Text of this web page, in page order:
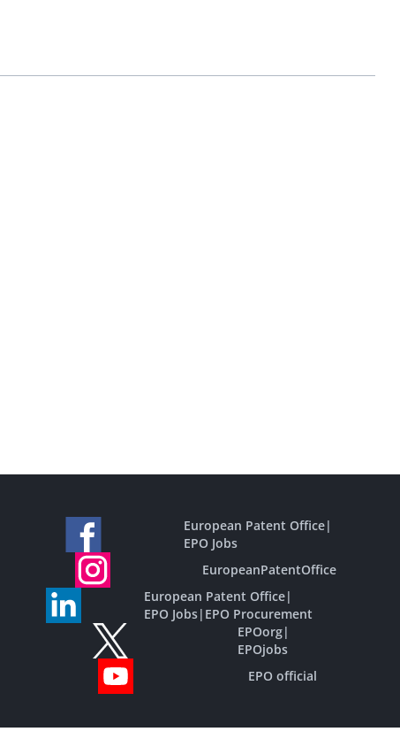
European Patent Office|
EPO Jobs
EuropeanPatentOffice
European Patent Office|
EPO Jobs| EPO Procurement
EPOorg|
EPOjobs
EPO official